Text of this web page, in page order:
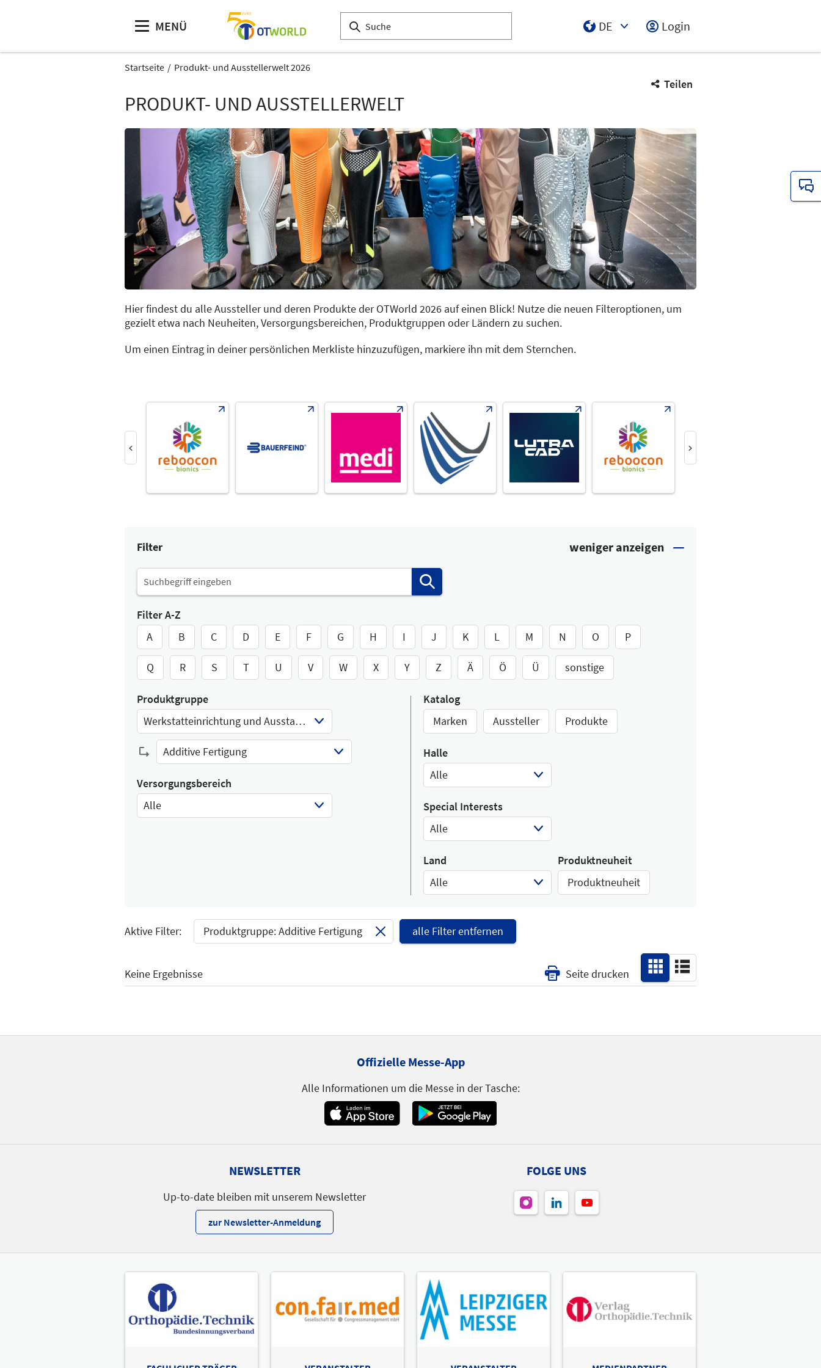
MENÜ
DE
Login
Startseite Produkt- und Ausstellerwelt 2026
Teilen
PRODUKT- UND AUSSTELLERWELT
Hier findest du alle Aussteller und deren Produkte der OTWorld 2026 auf einen Blick! Nutze die neuen Filteroptionen, um
gezielt etwa nach Neuheiten, Versorgungsbereichen, Produktgruppen oder Ländern zu suchen.
Um einen Eintrag in deiner persönlichen Merkliste hinzuzufügen, markiere ihn mit dem Sternchen.
Filter
Filter A-Z
A
B C D E F G H I J K L M N O P
Q R S T U V W X Y Z Ä Ö Ü sonstige
Produktgruppe
Werkstatteinrichtung und Ausstattung
Select Input
Additive Fertigung
Select Input
Versorgungsbereich
Alle
Katalog
Marken
Aussteller Produkte
Halle
Alle
Select Input
Special Interests
Alle
Select Input
Land
Alle
Produktneuheit
Produktneuheit
Aktive Filter: Produktgruppe: Additive Fertigung alle Filter entfernen
Keine Ergebnisse Seite drucken
Offizielle Messe-App
Alle Informationen um die Messe in der Tasche:
NEWSLETTER
Up-to-date bleiben mit unserem Newsletter
zur Newsletter-Anmeldung
FOLGE UNS